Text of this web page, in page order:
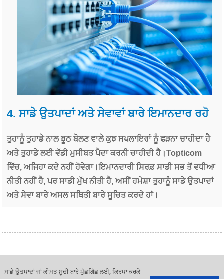
4. ਸਾਡੇ ਉਤਪਾਦਾਂ ਅਤੇ ਸੇਵਾਵਾਂ ਬਾਰੇ ਇਮਾਨਦਾਰ ਰਹੋ
ਤੁਹਾਨੂੰ ਤੁਹਾਡੇ ਨਾਲ ਝੂਠ ਬੋਲਣ ਵਾਲੇ ਕੁਝ ਸਪਲਾਇਰਾਂ ਨੂੰ ਫੜਨਾ ਚਾਹੀਦਾ ਹੈ
ਅਤੇ ਤੁਹਾਡੇ ਲਈ ਵੱਡੀ ਮੁਸੀਬਤ ਪੈਦਾ ਕਰਨੀ ਚਾਹੀਦੀ ਹੈ।Topticom
ਵਿੱਚ, ਅਜਿਹਾ ਕਦੇ ਨਹੀਂ ਹੋਵੇਗਾ।ਇਮਾਨਦਾਰੀ ਸਿਰਫ਼ ਸਾਡੀ ਸਭ ਤੋਂ ਵਧੀਆ
ਨੀਤੀ ਨਹੀਂ ਹੈ, ਪਰ ਸਾਡੀ ਮੁੱਖ ਨੀਤੀ ਹੈ, ਅਸੀਂ ਹਮੇਸ਼ਾ ਤੁਹਾਨੂੰ ਸਾਡੇ ਉਤਪਾਦਾਂ
ਅਤੇ ਸੇਵਾ ਬਾਰੇ ਅਸਲ ਸਥਿਤੀ ਬਾਰੇ ਸੂਚਿਤ ਕਰਦੇ ਹਾਂ।
ਸਾਡੇ ਉਤਪਾਦਾਂ ਜਾਂ ਕੀਮਤ ਸੂਚੀ ਬਾਰੇ ਪੁੱਛਗਿੱਛ ਲਈ, ਕਿਰਪਾ ਕਰਕੇ